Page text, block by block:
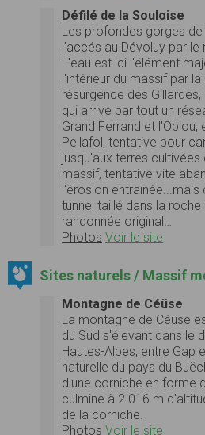
Défilé de la Souloise
Les profondes gorges
l'accés au Dévoluy par le
L'eau est ici l'élément
l'intérieur du massif par
résurgence des
qui arrive par tout un
Grand Ferrand et
Pellafol, tentative pour
jusqu'aux terres
massif, tentative vite
l'érosion
tunnel taillé dans la
randonnée original…
Photos Voir le site
Sites naturels / Massif
Montagne de Céüse
La montagne de Céüse
du Sud s'élevant dans le
Hautes-Alpes, entre Gap
naturelle du pays du
d'une corniche en forme
culmine à 2 016 m
de la corniche.
Photos Voir le site